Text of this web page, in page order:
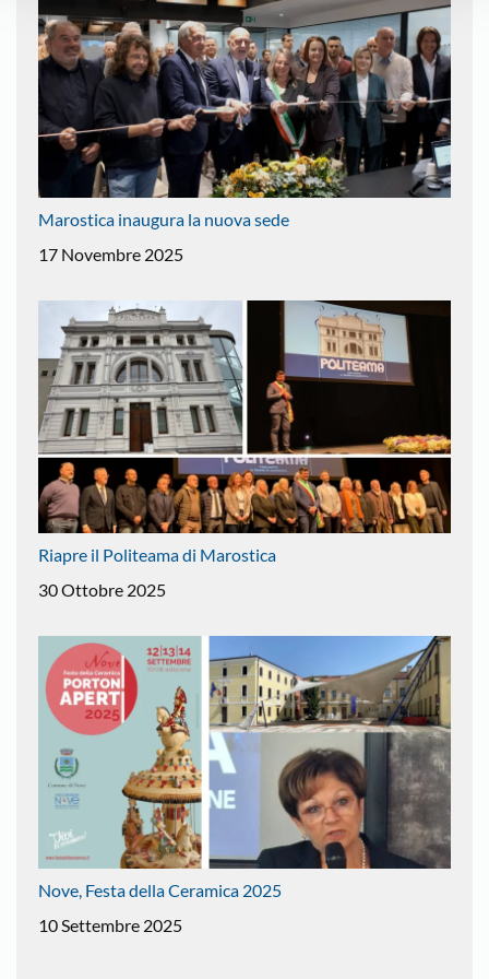
Marostica inaugura la nuova sede
17 Novembre 2025
Riapre il Politeama di Marostica
30 Ottobre 2025
Nove, Festa della Ceramica 2025
10 Settembre 2025